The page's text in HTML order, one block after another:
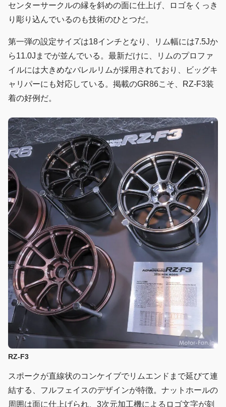
センターサークルの縁を斜めの面に仕上げ、ロゴをくっき
り彫り込んでいるのも技術のひとつだ。
第一弾の設定サイズは18インチとなり、リム幅には7.5Jか
ら11.0Jまでが並んでいる。最新だけに、リムのプロファ
イルには大きめなバレルリムが採用されており、ビッグキ
ャリパーにも対応している。掲載のGR86こそ、RZ-F3装
着の好例だ。
RZ-F3
スポークが直線状のコンケイブでリムエンドまで延びて連
結する、フルフェイスのデザインが特徴。ナットホールの
周囲は面に仕上げられ、3次元加工機によるロゴ文字が刻